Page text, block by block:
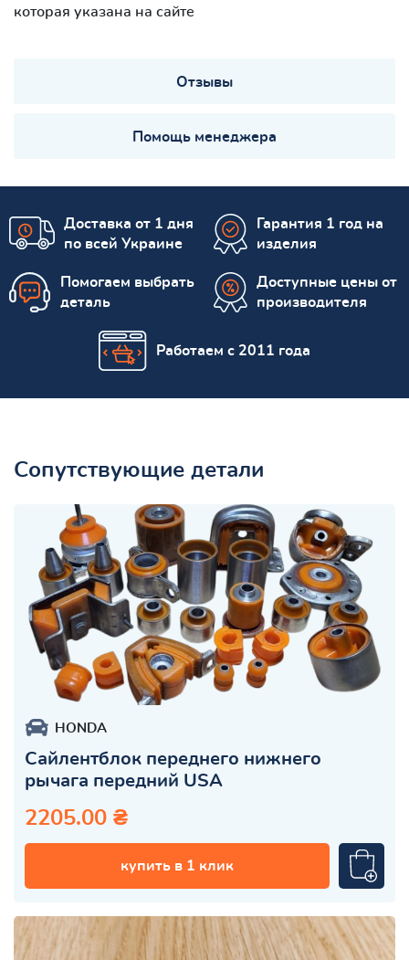
которая указана на сайте
Отзывы
Помощь менеджера
Доставка от 1 дня
по всей Украине
Гарантия 1 год на
изделия
Помогаем выбрать
деталь
Доступные цены от
производителя
Работаем с 2011 года
Сопутствующие детали
HONDA
Сайлентблок переднего нижнего
рычага передний USA
2205.00 ₴
купить в 1 клик